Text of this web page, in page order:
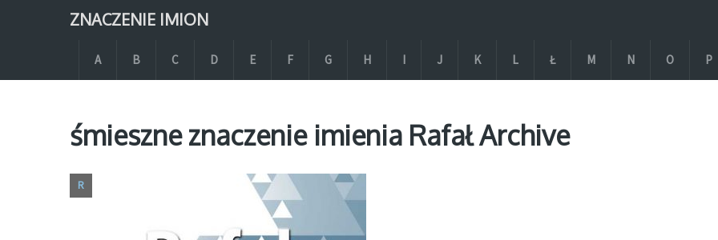
ZNACZENIE IMION
A B C D E F G H I J K L Ł M N O P
śmieszne znaczenie imienia Rafał Archive
R